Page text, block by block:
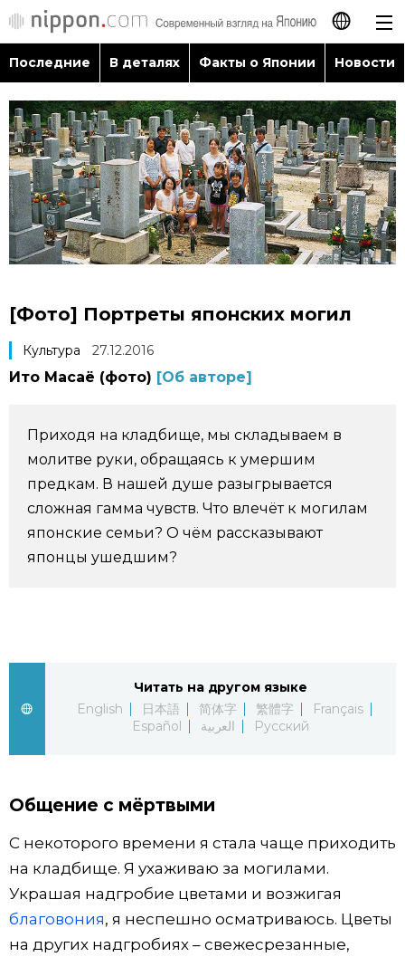
日本語
English
简体字
繁體字
Français
Последние
В деталях
Новости
Путеводитель по Японии
Фото/Видео
Разделы
Люди
Культура
Жизнь
Технологии
Токио
Популярные статьи
Последние В деталях Факты о Японии Новости
[Фото] Портреты японских могил
Культура 27.12.2016
Ито Масаё (фото) [Об авторе]
Приходя на кладбище, мы складываем в
молитве руки, обращаясь к умершим
предкам. В нашей душе разыгрывается
сложная гамма чувств. Что влечёт к могилам
японские семьи? О чём рассказывают
японцы ушедшим?
Читать на другом языке
English
日本語 简体字 繁體字
Français
Español
العربية Русский
Общение с мёртвыми
С некоторого времени я стала чаще приходить
на кладбище. Я ухаживаю за могилами.
Украшая надгробие цветами и возжигая
благовония, я неспешно осматриваюсь. Цветы
на других надгробиях – свежесрезанные,